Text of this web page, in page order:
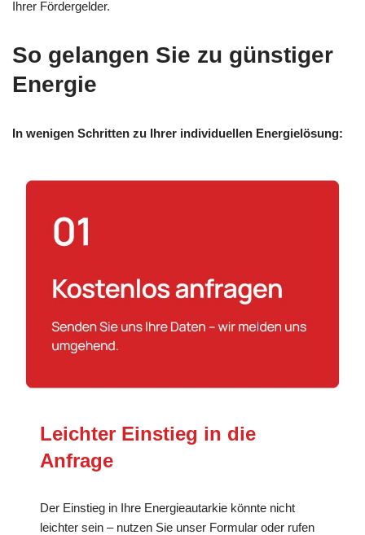
Ihrer Fördergelder.
So gelangen Sie zu günstiger
Energie
In wenigen Schritten zu Ihrer individuellen Energielösung:
Leichter Einstieg in die
Anfrage
Der Einstieg in Ihre Energieautarkie könnte nicht
leichter sein – nutzen Sie unser Formular oder rufen